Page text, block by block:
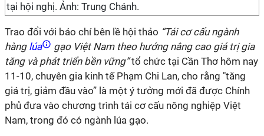
tại hội nghị. Ảnh: Trung Chánh.
Trao đổi với báo chí bên lề hội thảo “Tái cơ cấu ngành
hànglúa
gạo Việt Nam theo hướng nâng cao giá trị gia
tăng và phát triển bền vững”tổ chức tại Cần Thơ hôm nay
11-10, chuyên gia kinh tế Phạm Chi Lan, cho rằng "tăng
giá trị, giảm đầu vào” là một ý tưởng mới đã được Chính
phủ đưa vào chương trình tái cơ cấu nông nghiệp Việt
Nam, trong đó có ngành lúa gạo.